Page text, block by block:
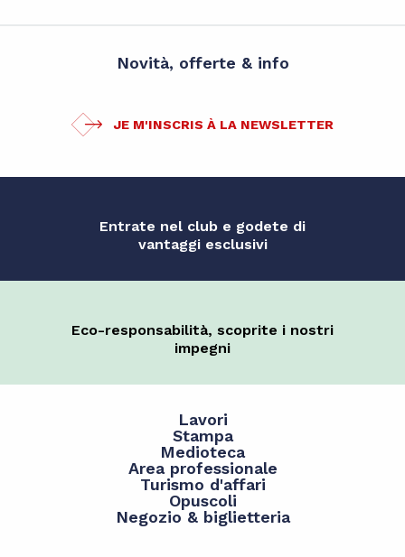
Novità, offerte & info
JE M'INSCRIS À LA NEWSLETTER
Entrate nel club e godete di
vantaggi esclusivi
Eco-responsabilità, scoprite i nostri
impegni
Lavori
Stampa
Medioteca
Area professionale
Turismo d'affari
Opuscoli
Negozio & biglietteria